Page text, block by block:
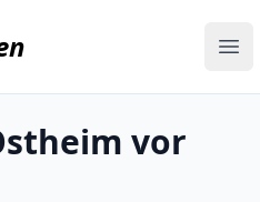
vor